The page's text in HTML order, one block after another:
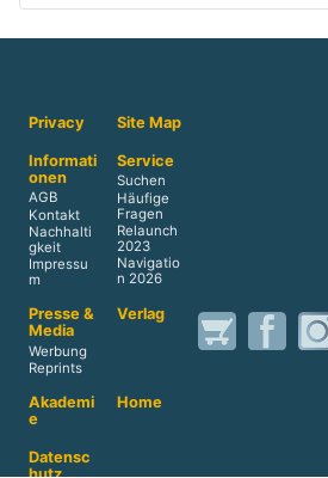
Privacy Site Map
Informati
onen
AGB
Kontakt
Nachhalti
gkeit
Impressu
m
Service
Suchen
Häufige
Fragen
Relaunch
2023
Navigatio
n 2026
Presse &
Media
Werbung
Reprints
Verlag
Akademi
e
Home
Datensc
hutz